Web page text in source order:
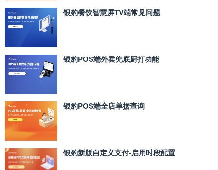
银豹餐饮智慧屏TV端常见问题
银豹POS端外卖兜底厨打功能
银豹POS端全店单据查询
银豹新版自定义支付‑启用时段配置